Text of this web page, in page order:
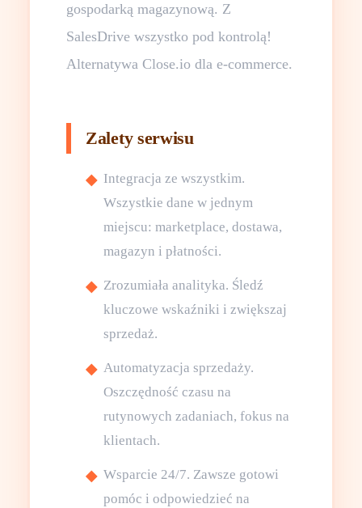
gospodarką magazynową. Z
SalesDrive wszystko pod kontrolą!
Alternatywa Close.io dla e-commerce.
Zalety serwisu
Integracja ze wszystkim.
Wszystkie dane w jednym
miejscu: marketplace, dostawa,
magazyn i płatności.
Zrozumiała analityka. Śledź
kluczowe wskaźniki i zwiększaj
sprzedaż.
Automatyzacja sprzedaży.
Oszczędność czasu na
rutynowych zadaniach, fokus na
klientach.
Wsparcie 24/7. Zawsze gotowi
pomóc i odpowiedzieć na